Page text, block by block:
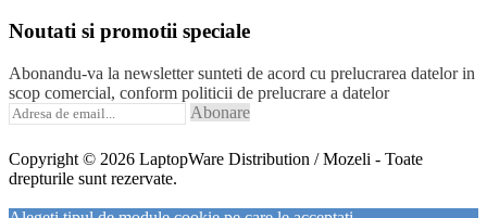
Noutati si promotii speciale
Abonandu-va la newsletter sunteti de acord cu prelucrarea datelor in
scop comercial, conform politicii de prelucrare a datelor
Abonare
Copyright © 2026 LaptopWare Distribution / Mozeli - Toate
drepturile sunt rezervate.